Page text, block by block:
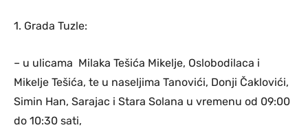
1. Grada Tuzle:
– u ulicama Milaka Tešića Mikelje, Oslobodilaca i
Mikelje Tešića, te u naseljima Tanovići, Donji Čaklovići,
Simin Han, Sarajac i Stara Solana u vremenu od 09:00
do 10:30 sati,